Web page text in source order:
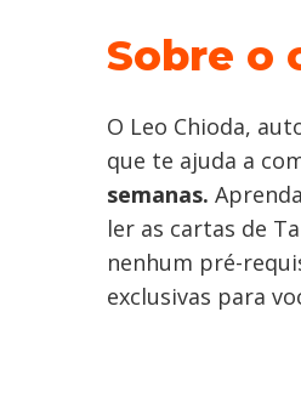
Sobre o
O Leo Chioda,
que te ajuda a
semanas.
ler as cartas de
nenhum pré-
exclusivas para